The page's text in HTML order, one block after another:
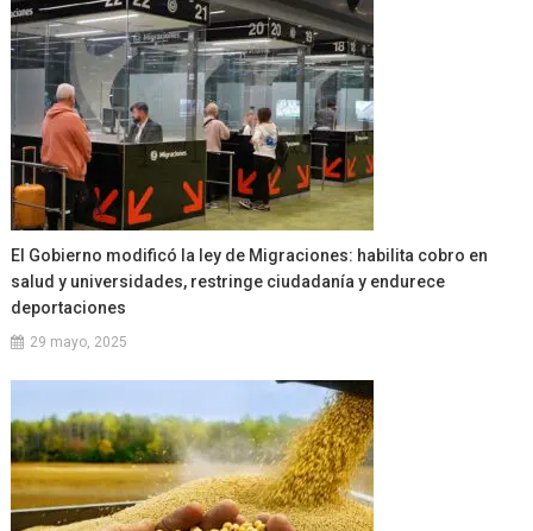
El Gobierno modificó la ley de Migraciones: habilita cobro en
salud y universidades, restringe ciudadanía y endurece
deportaciones
29 mayo, 2025